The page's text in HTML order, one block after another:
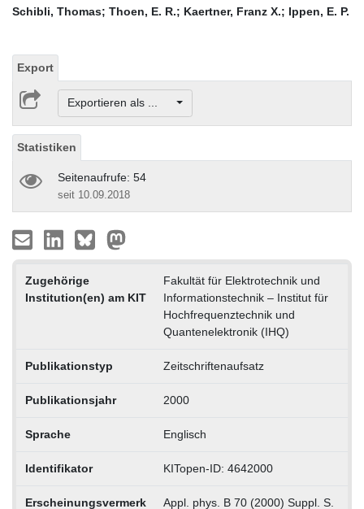
Schibli, Thomas; Thoen, E. R.; Kaertner, Franz X.; Ippen, E. P.
Export
Exportieren als ...
Statistiken
Seitenaufrufe: 54
seit 10.09.2018
Zugehörige
Institution(en) am KIT
Fakultät für Elektrotechnik und
Informationstechnik – Institut für
Hochfrequenztechnik und
Quantenelektronik (IHQ)
Publikationstyp Zeitschriftenaufsatz
Publikationsjahr 2000
Sprache Englisch
Identifikator KITopen-ID: 4642000
Erscheinungsvermerk Appl. phys. B 70 (2000) Suppl. S.